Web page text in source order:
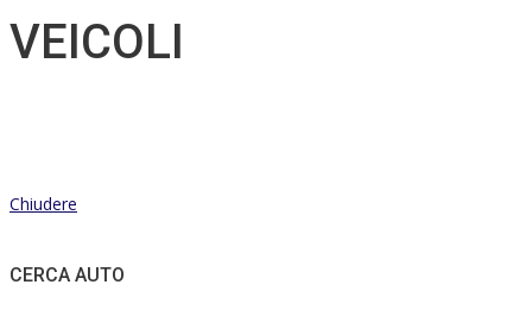
VEICOLI
Chiudere
CERCA AUTO